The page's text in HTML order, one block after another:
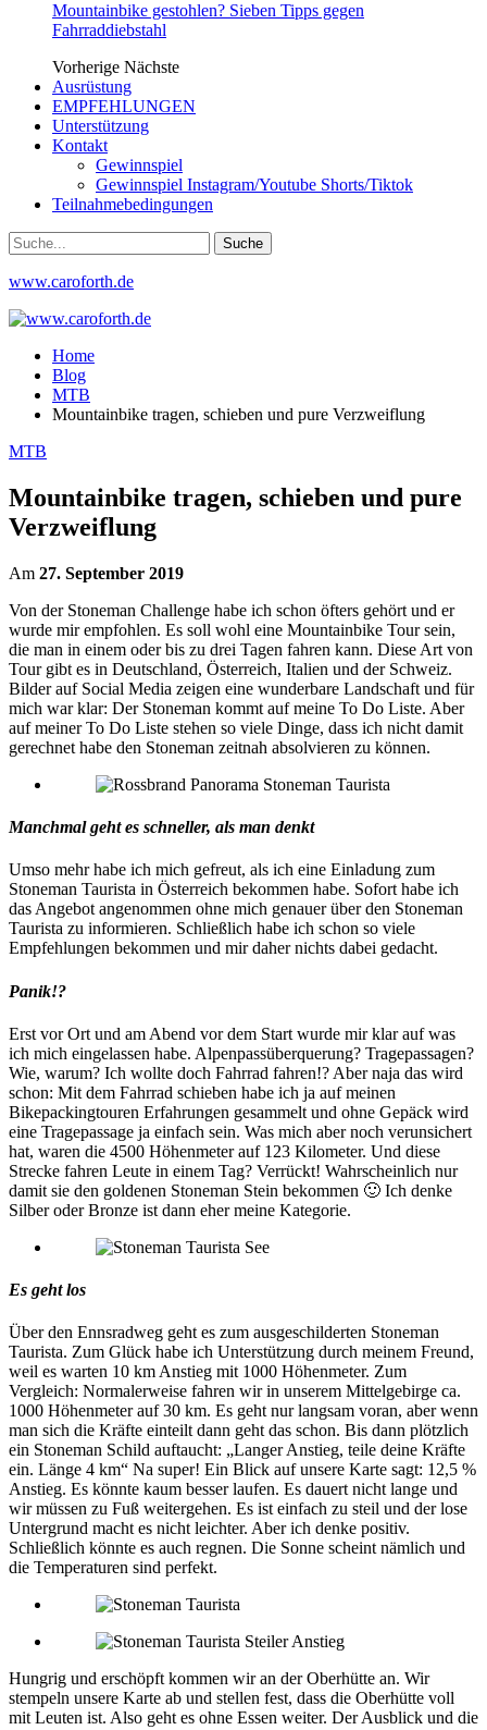
Mountainbike gestohlen? Sieben Tipps gegen
Fahrraddiebstahl
Vorherige Nächste
Ausrüstung
EMPFEHLUNGEN
Unterstützung
Kontakt
Gewinnspiel
Gewinnspiel Instagram/Youtube Shorts/Tiktok
Teilnahmebedingungen
www.caroforth.de
Home
Blog
MTB
Mountainbike tragen, schieben und pure Verzweiflung
MTB
Mountainbike tragen, schieben und pure
Verzweiflung
Am 27. September 2019
Von der Stoneman Challenge habe ich schon öfters gehört und er
wurde mir empfohlen. Es soll wohl eine Mountainbike Tour sein,
die man in einem oder bis zu drei Tagen fahren kann. Diese Art von
Tour gibt es in Deutschland, Österreich, Italien und der Schweiz.
Bilder auf Social Media zeigen eine wunderbare Landschaft und für
mich war klar: Der Stoneman kommt auf meine To Do Liste. Aber
auf meiner To Do Liste stehen so viele Dinge, dass ich nicht damit
gerechnet habe den Stoneman zeitnah absolvieren zu können.
Manchmal geht es schneller, als man denkt
Umso mehr habe ich mich gefreut, als ich eine Einladung zum
Stoneman Taurista in Österreich bekommen habe. Sofort habe ich
das Angebot angenommen ohne mich genauer über den Stoneman
Taurista zu informieren. Schließlich habe ich schon so viele
Empfehlungen bekommen und mir daher nichts dabei gedacht.
Panik!?
Erst vor Ort und am Abend vor dem Start wurde mir klar auf was
ich mich eingelassen habe. Alpenpassüberquerung? Tragepassagen?
Wie, warum? Ich wollte doch Fahrrad fahren!? Aber naja das wird
schon: Mit dem Fahrrad schieben habe ich ja auf meinen
Bikepackingtouren Erfahrungen gesammelt und ohne Gepäck wird
eine Tragepassage ja einfach sein. Was mich aber noch verunsichert
hat, waren die 4500 Höhenmeter auf 123 Kilometer. Und diese
Strecke fahren Leute in einem Tag? Verrückt! Wahrscheinlich nur
damit sie den goldenen Stoneman Stein bekommen 🙂 Ich denke
Silber oder Bronze ist dann eher meine Kategorie.
Es geht los
Über den Ennsradweg geht es zum ausgeschilderten Stoneman
Taurista. Zum Glück habe ich Unterstützung durch meinem Freund,
weil es warten 10 km Anstieg mit 1000 Höhenmeter. Zum
Vergleich: Normalerweise fahren wir in unserem Mittelgebirge ca.
1000 Höhenmeter auf 30 km. Es geht nur langsam voran, aber wenn
man sich die Kräfte einteilt dann geht das schon. Bis dann plötzlich
ein Stoneman Schild auftaucht: „Langer Anstieg, teile deine Kräfte
ein. Länge 4 km“ Na super! Ein Blick auf unsere Karte sagt: 12,5 %
Anstieg. Es könnte kaum besser laufen. Es dauert nicht lange und
wir müssen zu Fuß weitergehen. Es ist einfach zu steil und der lose
Untergrund macht es nicht leichter. Aber ich denke positiv.
Schließlich könnte es auch regnen. Die Sonne scheint nämlich und
die Temperaturen sind perfekt.
Hungrig und erschöpft kommen wir an der Oberhütte an. Wir
stempeln unsere Karte ab und stellen fest, dass die Oberhütte voll
mit Leuten ist. Also geht es ohne Essen weiter. Der Ausblick und die